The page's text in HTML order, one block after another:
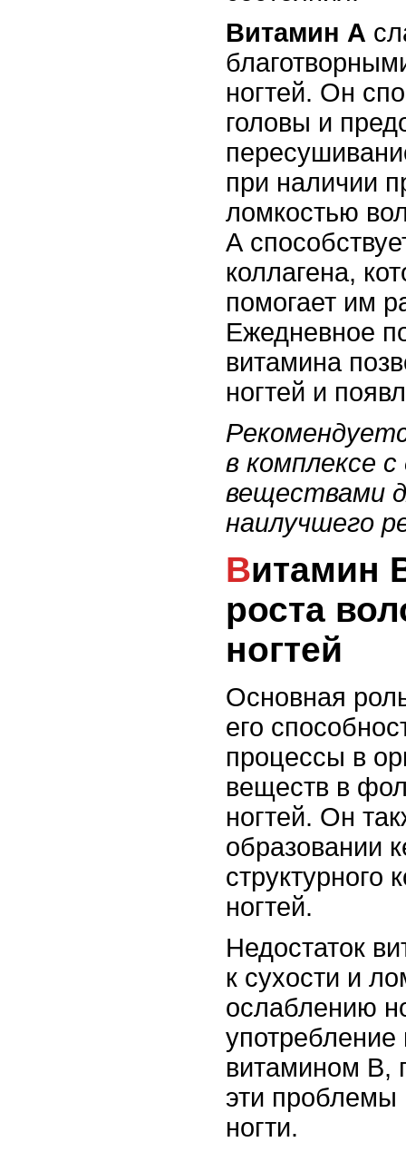
Витамин А
ногтей. Он
головы и
при наличии
ломкостью
А
коллагена,
помогает им
Ежедневное
витамина
ногтей и
в комплексе
веществами
наилучшего
Витамин В: стимулятор
роста
ногтей
Основная
его
процессы в
веществ в
ногтей. Он
образовании
структурного
ногтей.
Недостаток
к сухости и
ослаблению
употребление
витамином В,
эти проблемы
ногти.